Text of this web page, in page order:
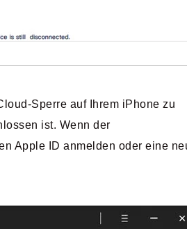
Sperre auf Ihrem iPhone zu
ist. Wenn der
Apple ID anmelden oder eine